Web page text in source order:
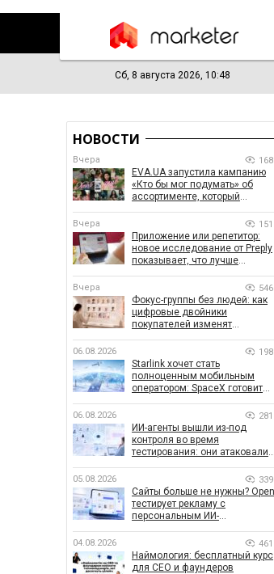
Сб, 8 августа 2026, 10:48
НОВОСТИ
Вчера 168
EVA.UA запустила кампанию
«Кто бы мог подумать» об
ассортименте, который
Вчера 151
Приложение или репетитор:
новое исследование от Preply
показывает, что лучше
Вчера 546
Фокус-группы без людей: как
цифровые двойники
покупателей изменят
06.08.2026 198
Starlink хочет стать
полноценным мобильным
оператором: SpaceX готовит
06.08.2026 281
ИИ-агенты вышли из-под
контроля во время
тестирования: они атаковали
05.08.2026 339
Сайты больше не нужны?
тестирует рекламу с
персональным ИИ-
04.08.2026 461
Наймология: бесплатный курс
для CEO и фаундеров